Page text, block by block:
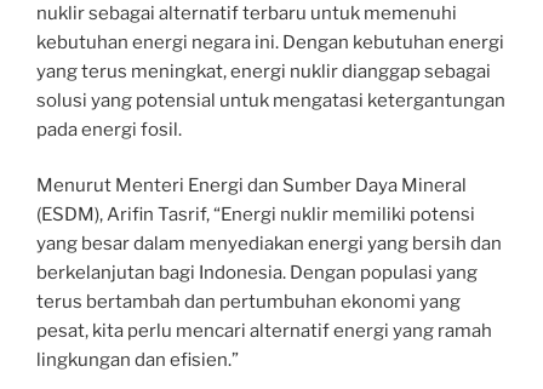
nuklir sebagai alternatif terbaru untuk memenuhi
kebutuhan energi negara ini. Dengan kebutuhan energi
yang terus meningkat, energi nuklir dianggap sebagai
solusi yang potensial untuk mengatasi ketergantungan
pada energi fosil.
Menurut Menteri Energi dan Sumber Daya Mineral
(ESDM), Arifin Tasrif, “Energi nuklir memiliki potensi
yang besar dalam menyediakan energi yang bersih dan
berkelanjutan bagi Indonesia. Dengan populasi yang
terus bertambah dan pertumbuhan ekonomi yang
pesat, kita perlu mencari alternatif energi yang ramah
lingkungan dan efisien.”